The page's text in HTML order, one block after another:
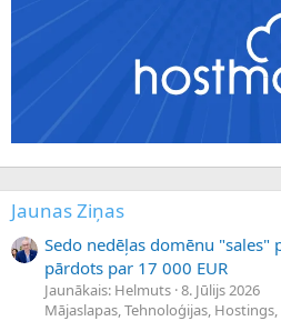
Jaunas Ziņas
Sedo nedēļas domēnu "sales"
pārdots par 17 000 EUR
Jaunākais: Helmuts 8. Jūlijs 2026
Mājaslapas, Tehnoloģijas,